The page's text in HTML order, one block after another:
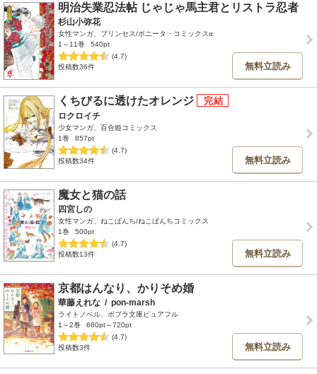
明治失業忍法帖 じゃじゃ馬主君とリストラ忍者
杉山小弥花
女性マンガ、プリンセス/ボニータ・コミックスα
1～11巻
540pt
(4.7)
投稿数36件
無料立読み
くちびるに透けたオレンジ
ロクロイチ
少女マンガ、百合姫コミックス
1巻
857pt
(4.7)
投稿数34件
無料立読み
魔女と猫の話
四宮しの
女性マンガ、ねこぱんち/ねこぱんちコミックス
1巻
500pt
(4.7)
投稿数13件
無料立読み
京都はんなり、かりそめ婚
華藤えれな / pon-marsh
ライトノベル、ポプラ文庫ピュアフル
1～2巻
680pt～720pt
(4.7)
投稿数3件
無料立読み